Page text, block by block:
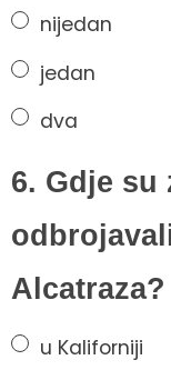
nijedan
jedan
dva
6. Gdje su
Alcatraza?
u Kaliforniji